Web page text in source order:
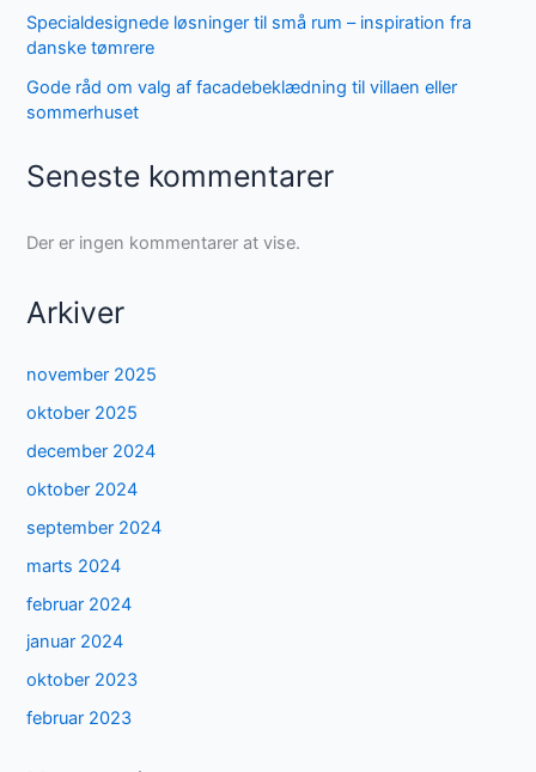
Specialdesignede løsninger til små rum – inspiration fra
danske tømrere
Gode råd om valg af facadebeklædning til villaen eller
sommerhuset
Seneste kommentarer
Der er ingen kommentarer at vise.
Arkiver
november 2025
oktober 2025
december 2024
oktober 2024
september 2024
marts 2024
februar 2024
januar 2024
oktober 2023
februar 2023